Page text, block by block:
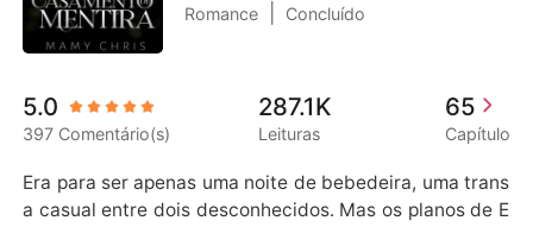
Sair
Baixar App
Contos
Bilionários
Romance Concluído
5.0
397 Comentário(s)
287.1K
Leituras
65
Capítulo
Era para ser apenas uma noite de bebedeira, uma trans
a casual entre dois desconhecidos. Mas os planos de E